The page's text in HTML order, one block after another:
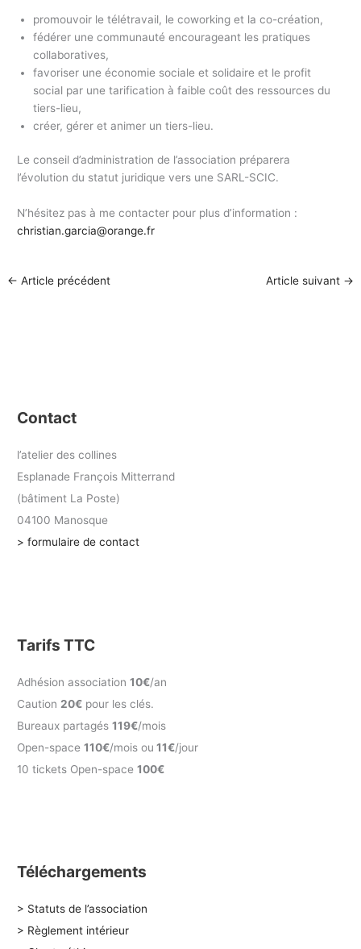
promouvoir le télétravail, le coworking et la co-création,
fédérer une communauté encourageant les pratiques
collaboratives,
favoriser une économie sociale et solidaire et le profit
social par une tarification à faible coût des ressources du
tiers-lieu,
créer, gérer et animer un tiers-lieu.
Le conseil d’administration de l’association préparera
l’évolution du statut juridique vers une SARL-SCIC.
N’hésitez pas à me contacter pour plus d’information :
christian.garcia@orange.fr
← Article précédent Article suivant →
Contact
l’atelier des collines
Esplanade François Mitterrand
(bâtiment La Poste)
04100 Manosque
> formulaire de contact
Tarifs TTC
Adhésion association10€/an
Caution 20€ pour les clés.
Bureaux partagés119€/mois
Open-space110€/mois ou 11€/jour
10 tickets Open-space100€
Téléchargements
> Statuts de l’association
> Règlement intérieur